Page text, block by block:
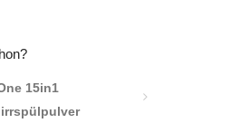
15in1